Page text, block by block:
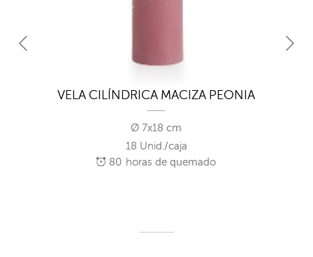
VELA CILÍNDRICA MACIZA PEONIA
Ø 7x18 cm
18 Unid./caja
80 horas de quemado